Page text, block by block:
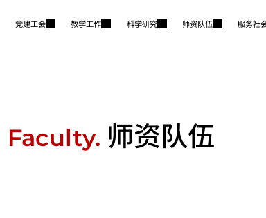
党建工会 教学工作 科学研究 师资队伍 服务社
Faculty. 师资队伍